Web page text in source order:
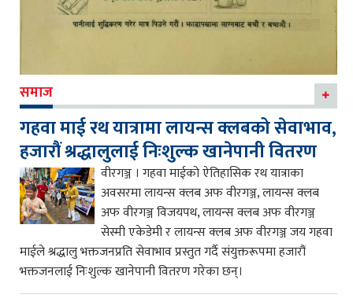
समाज
गहवा माई रथ यात्रामा लायन्स क्लबको सेवाभाव,
हजारौं श्रद्धालुलाई निःशुल्क खानेपानी वितरण
वीरगञ्ज । गहवा माईको ऐतिहासिक रथ यात्राका
अवसरमा लायन्स क्लब अफ वीरगञ्ज, लायन्स क्लब
अफ वीरगञ्ज विजयपथ, लायन्स क्लब अफ वीरगञ्ज
सेस्मी एकेडेमी र लायन्स क्लब अफ वीरगञ्ज जय गहवा
माईले श्रद्धालु भक्तजनप्रति सेवाभाव प्रस्तुत गर्दै संयुक्तरूपमा हजारौं
भक्तजनलाई निःशुल्क खानेपानी वितरण गरेका छन्।